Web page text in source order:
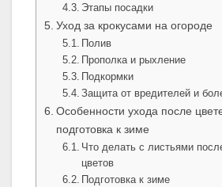
Этапы посадки
Уход за крокусами на огороде
Полив
Прополка и рыхление
Подкормки
Защита от вредителей и
Особенности ухода после
подготовка к зиме
Что делать с листьями
цветов
Подготовка к зиме